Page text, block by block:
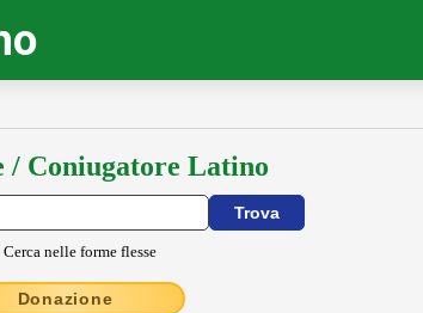
/ Coniugatore Latino
Cerca nelle forme flesse
Donazione